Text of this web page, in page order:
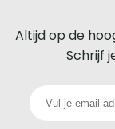
voor
iedere
telefoon
Altijd op de
Schrijf